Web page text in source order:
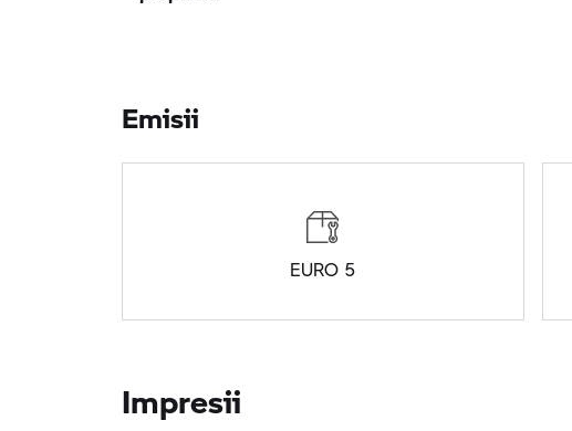
Emisii
EURO 5
Impresii